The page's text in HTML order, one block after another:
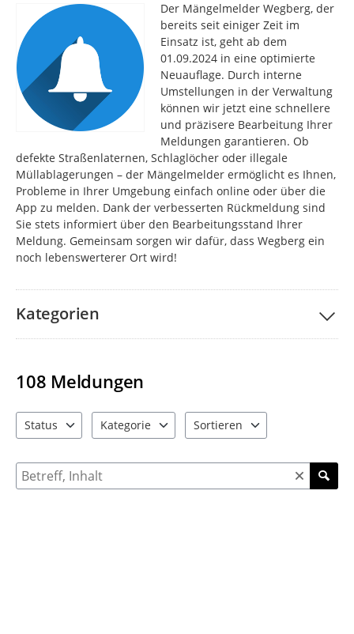
Der Mängelmelder Wegberg, der
bereits seit einiger Zeit im
Einsatz ist, geht ab dem
01.09.2024 in eine optimierte
Neuauflage. Durch interne
Umstellungen in der Verwaltung
können wir jetzt eine schnellere
und präzisere Bearbeitung Ihrer
Meldungen garantieren. Ob
defekte Straßenlaternen, Schlaglöcher oder illegale
Müllablagerungen – der Mängelmelder ermöglicht es Ihnen,
Probleme in Ihrer Umgebung einfach online oder über die
App zu melden. Dank der verbesserten Rückmeldung sind
Sie stets informiert über den Bearbeitungsstand Ihrer
Meldung. Gemeinsam sorgen wir dafür, dass Wegberg ein
noch lebenswerterer Ort wird!
Kategorien
108 Meldungen
Status
Kategorie
Sortieren
Suche nach Meldungen und Kommentaren